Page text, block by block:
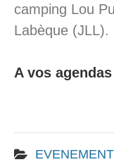
camping Lou
Labèque (JLL).
A vos